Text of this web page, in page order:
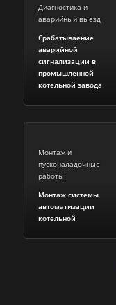
Диагностика и
аварийный выезд
Срабатываение
аварийной
сигнализации в
промышленной
котельной завода
Монтаж и
пусконаладочные
работы
Монтаж системы
автоматизации
котельной